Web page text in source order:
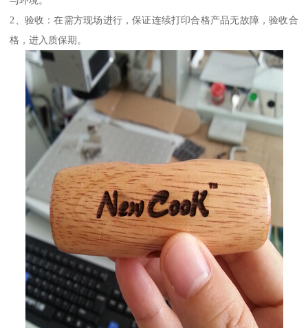
2、验收：在需方现场进行，保证连续打印合格产品无故障，验收合
格，进入质保期。